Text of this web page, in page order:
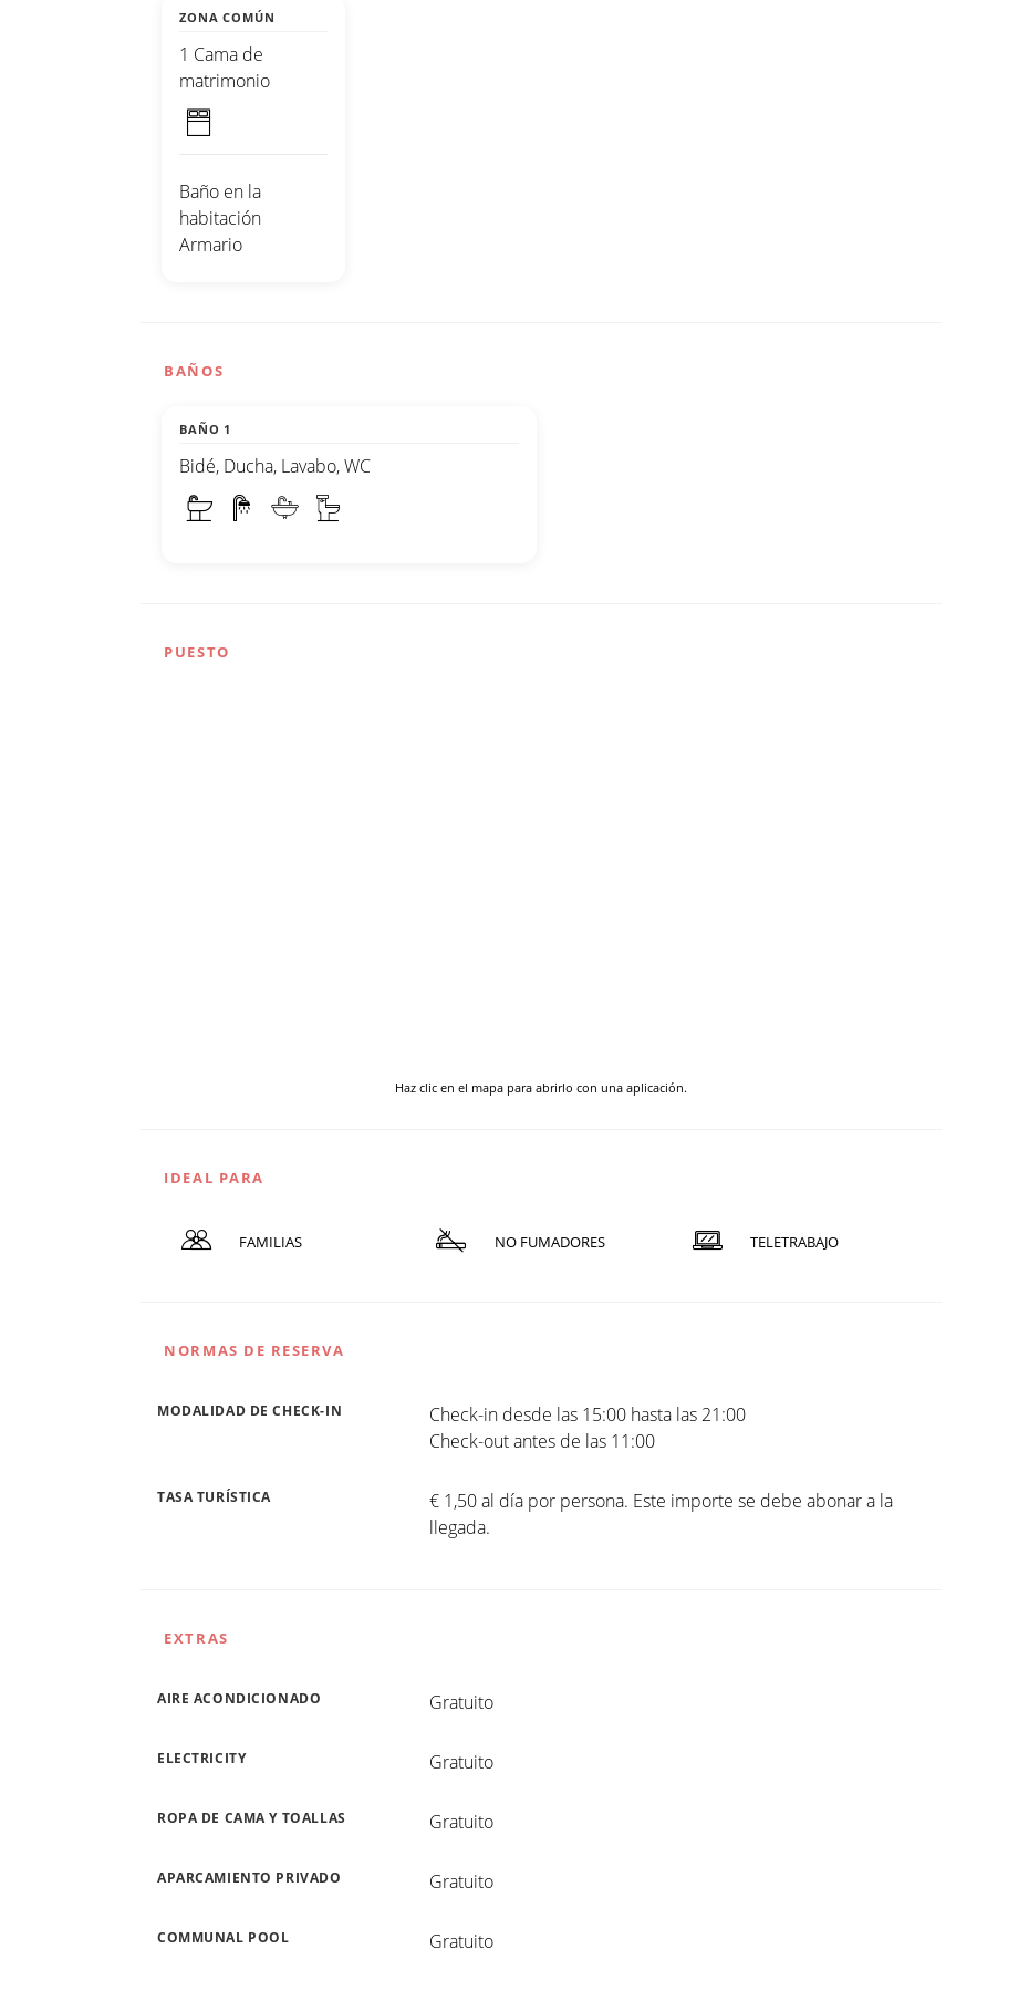
ZONA COMÚN
1 Cama de
matrimonio
Baño en la
habitación
Armario
BAÑOS
BAÑO 1
Bidé, Ducha, Lavabo, WC
PUESTO
Haz clic en el mapa para abrirlo con una aplicación.
IDEAL PARA
FAMILIAS NO FUMADORES TELETRABAJO
NORMAS DE RESERVA
MODALIDAD DE CHECK-IN
Check-in desde las 15:00 hasta las 21:00
Check-out antes de las 11:00
TASA TURÍSTICA
€ 1,50 al día por persona. Este importe se debe abonar a la
llegada.
EXTRAS
AIRE ACONDICIONADO Gratuito
ELECTRICITY Gratuito
ROPA DE CAMA Y TOALLAS Gratuito
APARCAMIENTO PRIVADO Gratuito
COMMUNAL POOL Gratuito